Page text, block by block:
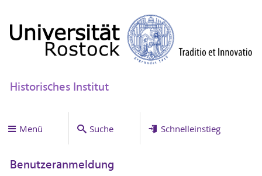
Historisches Institut
Menü Suche Schnelleinstieg
Benutzeranmeldung